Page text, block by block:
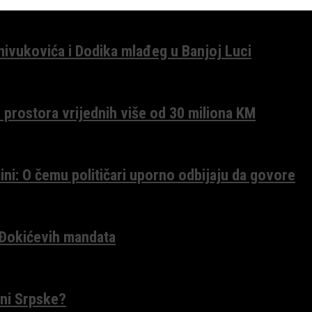
i Dodika mlađeg u Banjoj Luci
vrijednih više od 30 miliona KM
O čemu političari uporno odbijaju da govore
mandata
Srpske?